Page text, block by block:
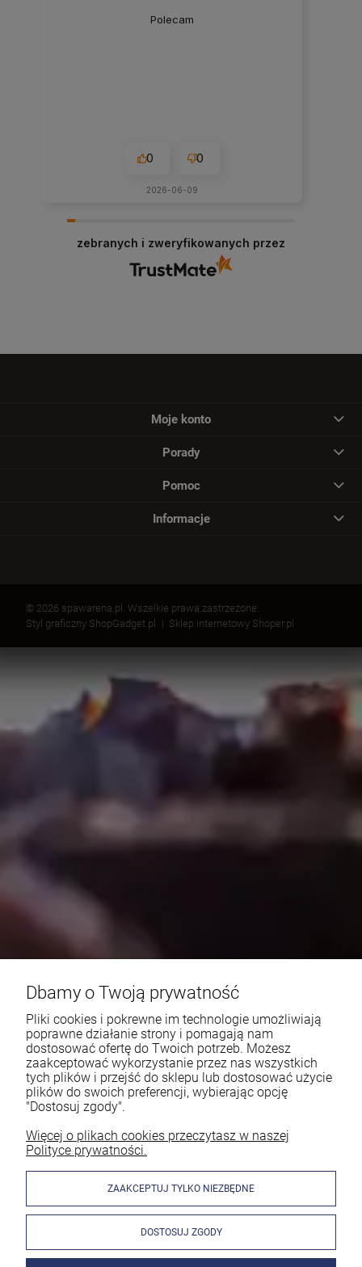
Polecam
0 0
2026-06-09
zebranych i zweryfikowanych przez
Moje konto
Porady
Pomoc
Informacje
© 2026 spawarena.pl. Wszelkie prawa zastrzeżone.
Styl graficzny ShopGadget.pl
Sklep internetowy Shoper.pl
Dbamy o Twoją prywatność
Pliki cookies i pokrewne im technologie umożliwiają
poprawne działanie strony i pomagają nam
dostosować ofertę do Twoich potrzeb. Możesz
zaakceptować wykorzystanie przez nas wszystkich
tych plików i przejść do sklepu lub dostosować użycie
plików do swoich preferencji, wybierając opcję
"Dostosuj zgody".
Więcej o plikach cookies przeczytasz w naszej
Polityce prywatności.
ZAAKCEPTUJ TYLKO NIEZBĘDNE
DOSTOSUJ ZGODY